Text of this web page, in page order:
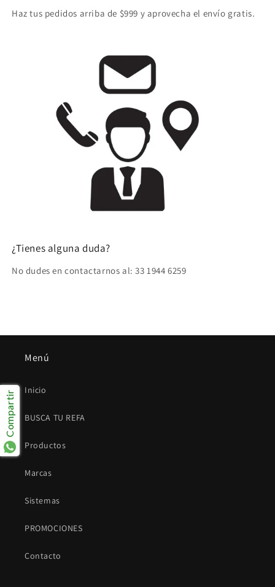
Haz tus pedidos arriba de $999 y aprovecha el envío gratis.
¿Tienes alguna duda?
No dudes en contactarnos al: 33 1944 6259
Menú
Inicio
BUSCA TU REFA
Productos
Marcas
Sistemas
PROMOCIONES
Contacto
Compartir